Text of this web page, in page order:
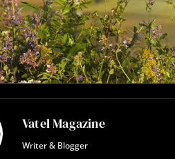
Vatel Magazine
Writer & Blogger